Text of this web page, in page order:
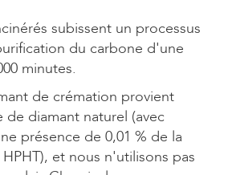
subissent un processus
du carbone d'une
minutes.
de crémation provient
de diamant naturel (avec
présence de 0,01 % de la
et nous n'utilisons pas